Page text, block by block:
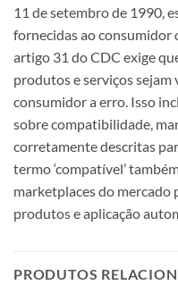
11 de setembro de 1990,
fornecidas ao consumidor
artigo 31 do CDC exige
produtos e serviços sejam
consumidor a erro. Isso
sobre compatibilidade,
corretamente descritas
termo ‘compatível’
marketplaces do mercado
produtos e aplicação
PRODUTOS